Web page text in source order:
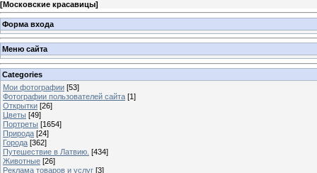
[Московские красавицы]
Форма входа
Меню сайта
Categories
Мои фотографии [53]
Фотографии пользователей сайта [1]
Открытки [26]
Цветы [49]
Портреты [1654]
Природа [24]
Города [362]
Путешествие в Латвию. [434]
Животные [26]
Реклама товаров и услуг [3]